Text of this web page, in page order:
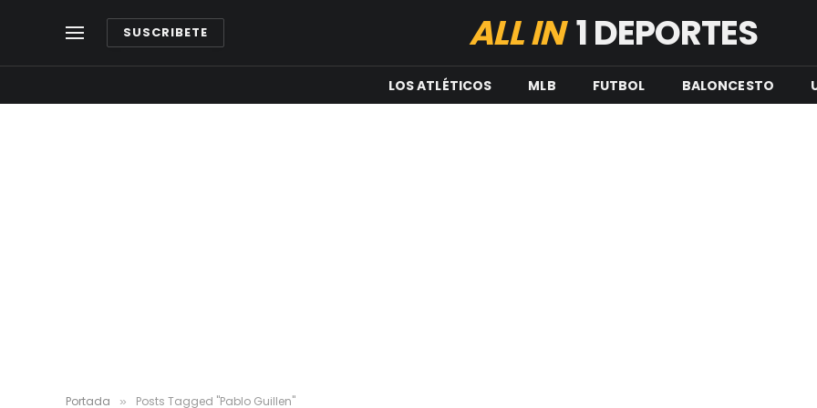
SUSCRIBETE ALL IN1 DEPORTES
LOS ATLÉTICOS MLB FUTBOL BALONCESTO
Portada » Posts Tagged "Pablo Guillen"